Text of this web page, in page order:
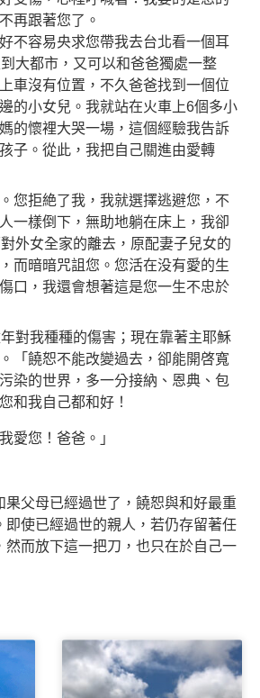
再跟著您了。
不容易央求您帶我去台北看一個耳
大都市，又可以和爸爸獨處一整
車沒有位置，不久爸爸找到一個位
的小女兒。我就站在火車上6個多小
的懷裡大哭一場，這個經驗我告訴
子。從此，我把自己關進由愛轉
您拒絶了我，我就選擇逃避您，不
一樣倒下，無助地躺在床上，我卻
外女全家的離去，原配妻子兒女的
而暗暗咒詛您。您活在没有愛的生
口，我還會想著這是您一生不忠於
對我種種的傷害；現在靠著主耶穌
「饒恕不能改變過去，卻能開啓寬
染的世界，多一分接納、恩典、包
和我自己都和好！
愛您！爸爸。」
父母已經過世了，饒恕與和好最重
使已經過世的親人，若仍存留著任
而放下這一把刀，也只在於自己一